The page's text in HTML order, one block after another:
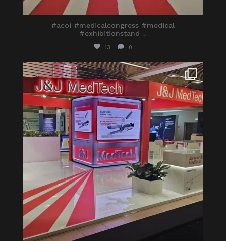
#acoi #medicalcongress #medical
#exhibitionstand ...
13 0
itaprosrl
Giu 1